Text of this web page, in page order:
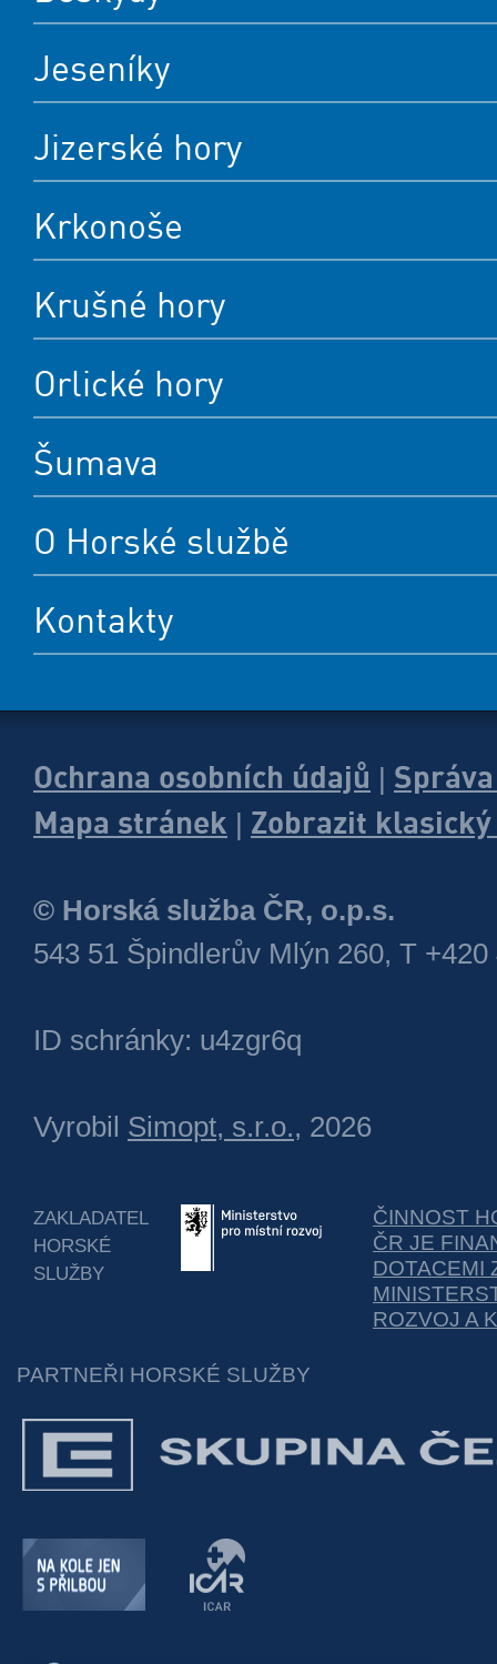
Jeseníky
Jizerské hory
Krkonoše
Krušné hory
Orlické hory
Šumava
O Horské službě
Kontakty
Ochrana osobních údajů
Mapa stránek
Zobrazit
© Horská služba ČR, o.p.s.
543 51 Špindlerův Mlýn 260, T +420
ID schránky: u4zgr6q
Vyrobil Simopt, s.r.o., 2026
ZAKLADATEL
HORSKÉ
SLUŽBY
ČINNOST
ČR JE
DOTACEMI
ROZVOJ A
PARTNEŘI HORSKÉ SLUŽBY